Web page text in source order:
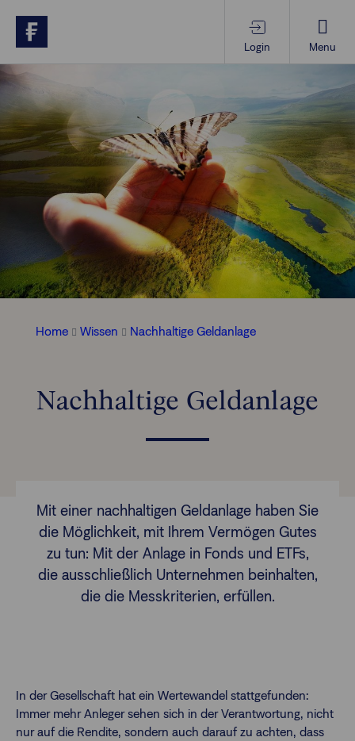
Login Menu
Produkte & Services
Themen im Fokus
Vorsorgewissen
Wissen
Über uns
Finanzberatende
FAQs
Home Wissen Nachhaltige Geldanlage
Nachhaltige Geldanlage
Mit einer nachhaltigen Geldanlage haben Sie
die Möglichkeit, mit Ihrem Vermögen Gutes
zu tun: Mit der Anlage in Fonds und ETFs,
die ausschließlich Unternehmen beinhalten,
die die Messkriterien, erfüllen.
In der Gesellschaft hat ein Wertewandel stattgefunden:
Immer mehr Anleger sehen sich in der Verantwortung, nicht
nur auf die Rendite, sondern auch darauf zu achten, dass